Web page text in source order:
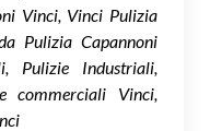
Vinci, Vinci Pulizia
Pulizia Capannoni
Pulizie Industriali,
commerciali Vinci,